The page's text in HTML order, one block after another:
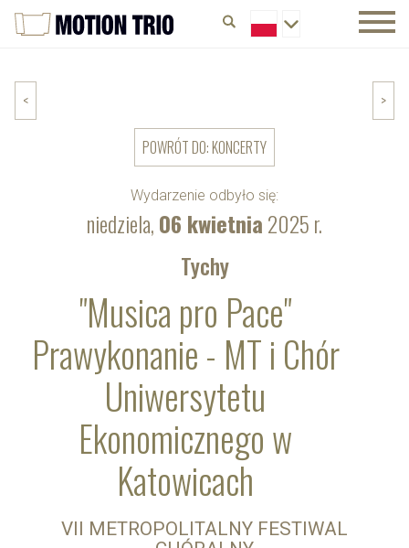
Wydarzenie odbyło się:
niedziela,06 kwietnia2025 r.
< >
POWRÓT DO: KONCERTY
Tychy
"Musica pro Pace"
Prawykonanie - MT i Chór
Uniwersytetu
Ekonomicznego w
Katowicach
VII METROPOLITALNY FESTIWAL